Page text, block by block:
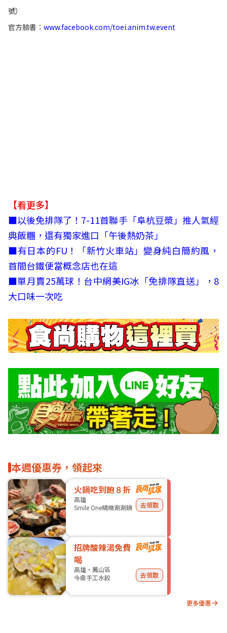
號）
官方臉書： www.facebook.com/toei.anim.tw.event
【看更多】
■以後免排隊了！7-11首聯手「阜杭豆漿」推人氣經
典飯糰，還有獨家進口「午後熱奶茶」
■有日本的FU！「新竹火車站」變身純白簡約風，
首間台鐵便當概念店也在這
■單月賣25萬球！台中網美IG冰「免排隊直送」，8
大口味一次吃
本週優惠券，領起來
火鍋吃到飽８折
高雄
Smile One精緻涮涮鍋
去領取
招牌酸辣湯免費
喝
高雄・鳳山區
今鼎手工水餃
去領取
更多優惠